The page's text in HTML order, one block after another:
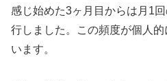
感じ始めた3ヶ月目からは月1
行しました。この頻度が個人
います。